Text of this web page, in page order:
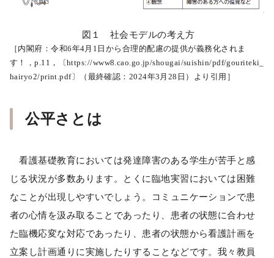
図１ 社会モデルの考え方
［内閣府：令和6年4月1日から合理的配慮の提供が義務化されま
す！，p.11，〔https://www8.cao.go.jp/shougai/suishin/pdf/gouriteki_
hairyo2/print.pdf〕（最終確認：2024年3月28日）より引用］
公平さとは
看護基礎教育においては発達障害のある学生が苦手と感
じる状況が多数あります。とくに臨地実習においては困難
なことが出現しやすいでしょう。コミュニケーションで患
者の心情を汲み取ることであったり、患者の状態に合わせ
た臨機応変な対応であったり、患者の状態から看護計画を
立案し計画通りに実施したりすることなどです。我々教員